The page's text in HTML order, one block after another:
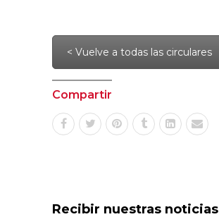
< Vuelve a todas las circulares
Compartir
Recibir nuestras noticias